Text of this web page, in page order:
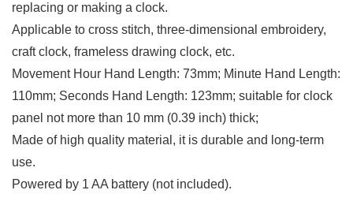
replacing or making a clock.
Applicable to cross stitch, three-dimensional embroidery,
craft clock, frameless drawing clock, etc.
Movement Hour Hand Length: 73mm; Minute Hand Length:
110mm; Seconds Hand Length: 123mm; suitable for clock
panel not more than 10 mm (0.39 inch) thick;
Made of high quality material, it is durable and long-term
use.
Powered by 1 AA battery (not included).